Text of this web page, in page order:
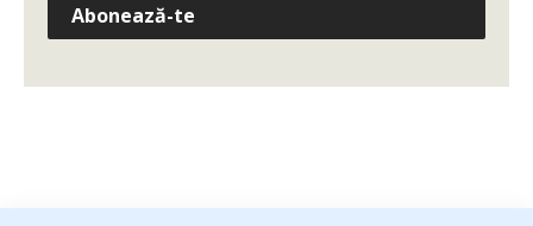
Abonează-te